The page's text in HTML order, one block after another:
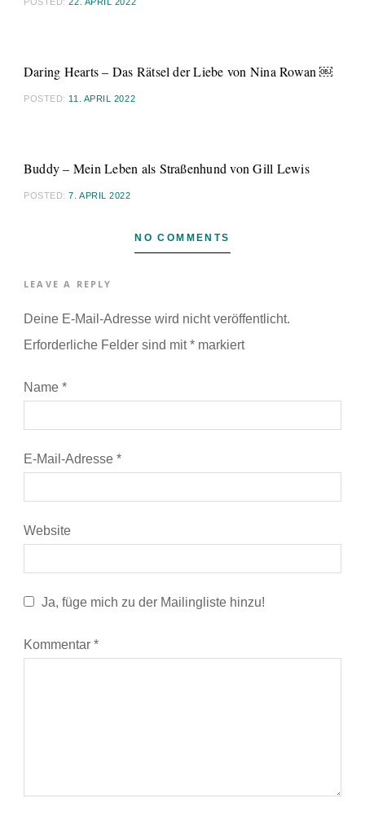
Daring Hearts – Das Rätsel der Liebe von Nina Rowan ￼
POSTED: 11. APRIL 2022
Buddy – Mein Leben als Straßenhund von Gill Lewis
POSTED:7. APRIL 2022
NO COMMENTS
LEAVE A REPLY
Deine E-Mail-Adresse wird nicht veröffentlicht.
Erforderliche Felder sind mit* markiert
Name *
E-Mail-Adresse *
Website
Ja, füge mich zu der Mailingliste hinzu!
Kommentar *